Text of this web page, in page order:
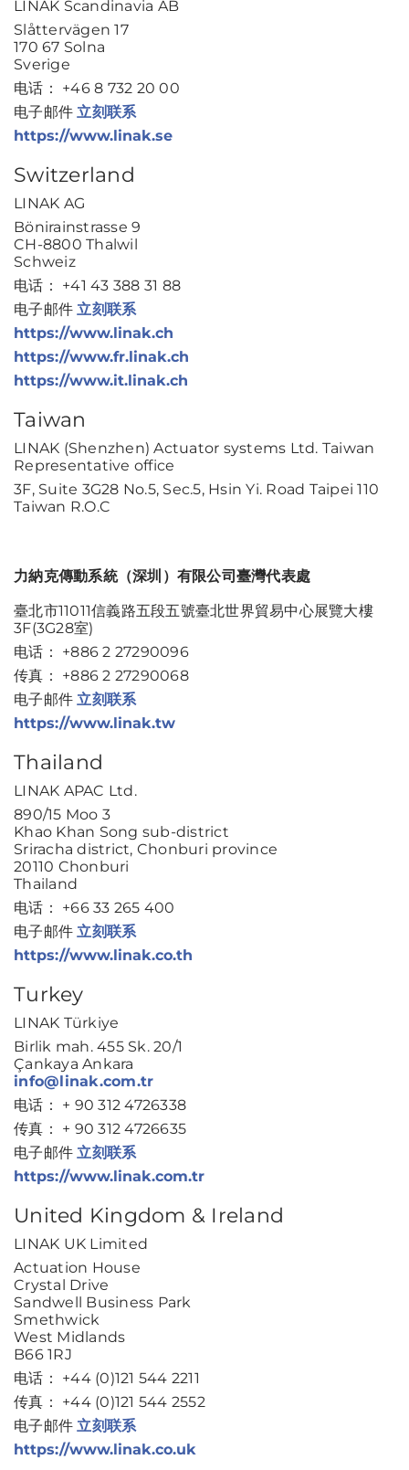
LINAK Scandinavia AB
Slåttervägen 17
170 67 Solna
Sverige
电话： +46 8 732 20 00
电子邮件立刻联系
https://www.linak.se
Switzerland
LINAK AG
Bönirainstrasse 9
CH-8800 Thalwil
Schweiz
电话： +41 43 388 31 88
电子邮件立刻联系
https://www.linak.ch
https://www.fr.linak.ch
https://www.it.linak.ch
Taiwan
LINAK (Shenzhen) Actuator systems Ltd. Taiwan
Representative office
3F, Suite 3G28 No.5, Sec.5, Hsin Yi. Road Taipei 110
Taiwan R.O.C
力納克傳動系統（深圳）有限公司臺灣代表處
臺北市11011信義路五段五號臺北世界貿易中心展覽大樓
3F(3G28室)
电话： +886 2 27290096
传真： +886 2 27290068
电子邮件立刻联系
https://www.linak.tw
Thailand
LINAK APAC Ltd.
890/15 Moo 3
Khao Khan Song sub-district
Sriracha district, Chonburi province
20110 Chonburi
Thailand
电话： +66 33 265 400
电子邮件立刻联系
https://www.linak.co.th
Turkey
LINAK Türkiye
Birlik mah. 455 Sk. 20/1
Çankaya Ankara
info@linak.com.tr
电话： + 90 312 4726338
传真： + 90 312 4726635
电子邮件立刻联系
https://www.linak.com.tr
United Kingdom & Ireland
LINAK UK Limited
Actuation House
Crystal Drive
Sandwell Business Park
Smethwick
West Midlands
B66 1RJ
电话： +44 (0)121 544 2211
传真： +44 (0)121 544 2552
电子邮件立刻联系
https://www.linak.co.uk